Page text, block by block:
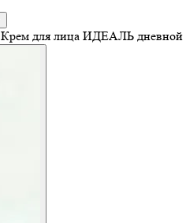
Крем для лица ИДЕАЛЬ